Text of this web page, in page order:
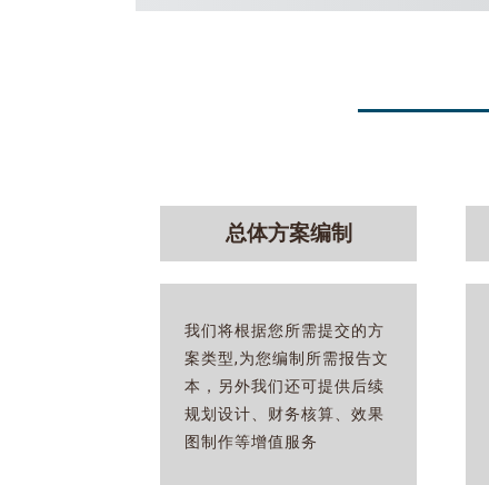
总体方案编制
我们将根据您所需提交的方
案类型,为您编制所需报告文
本，另外我们还可提供后续
规划设计、财务核算、效果
图制作等增值服务